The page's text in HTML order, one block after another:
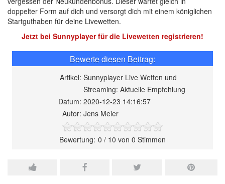
doppelter Form auf dich und versorgt dich mit einem königlichen
Startguthaben für deine Livewetten.
Jetzt bei Sunnyplayer für die Livewetten registrieren!
Artikel: Sunnyplayer Live Wetten und
Streaming: Aktuelle Empfehlung
Datum: 2020-12-23 14:16:57
Autor: Jens Meier
0 / 10 von 0 Stimmen